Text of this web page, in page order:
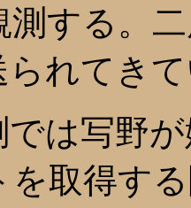
測する。
られてき
は写野
を取得す